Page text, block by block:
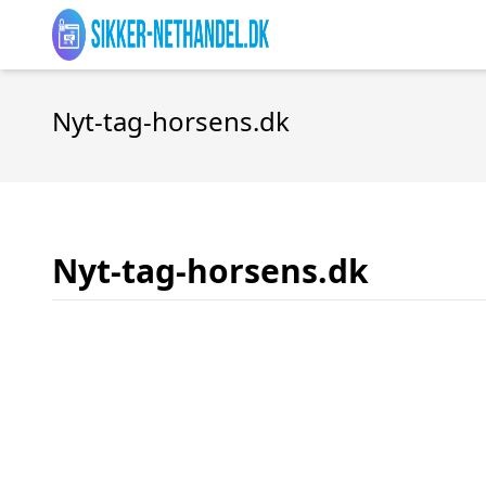
Nyt-tag-horsens.dk
Nyt-tag-horsens.dk